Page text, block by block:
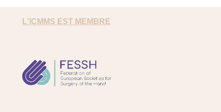
L'ICMMS EST MEMBRE